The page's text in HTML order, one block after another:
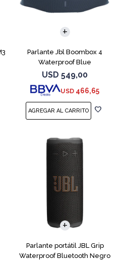
Parlante Jbl Boombox 4
Waterproof Blue
USD 549,00
USD 466,65
Parlante portátil JBL Grip
Waterproof Bluetooth Negro